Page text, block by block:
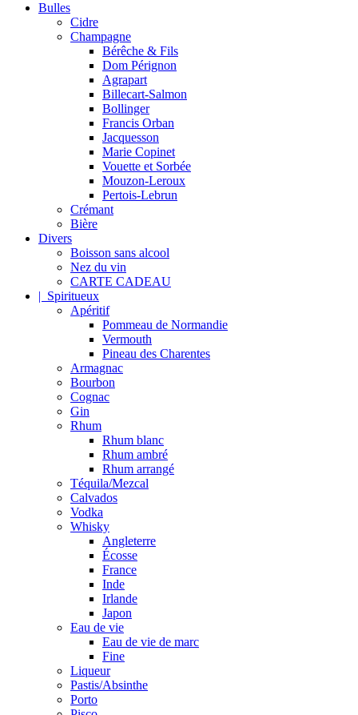
Bulles
Cidre
Champagne
Bérêche & Fils
Dom Pérignon
Agrapart
Billecart-Salmon
Bollinger
Francis Orban
Jacquesson
Marie Copinet
Vouette et Sorbée
Mouzon-Leroux
Pertois-Lebrun
Crémant
Bière
Divers
Boisson sans alcool
Nez du vin
CARTE CADEAU
| Spiritueux
Apéritif
Pommeau de Normandie
Vermouth
Pineau des Charentes
Armagnac
Bourbon
Cognac
Gin
Rhum
Rhum blanc
Rhum ambré
Rhum arrangé
Téquila/Mezcal
Calvados
Vodka
Whisky
Angleterre
Écosse
France
Inde
Irlande
Japon
Eau de vie
Eau de vie de marc
Fine
Liqueur
Pastis/Absinthe
Porto